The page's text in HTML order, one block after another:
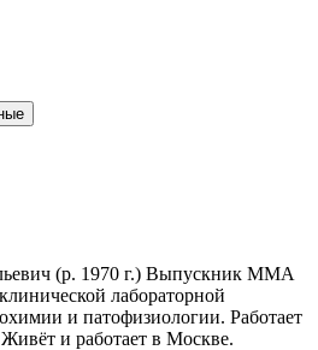
(р. 1970 г.) Выпускник ММА
лабораторной
и патофизиологии. Работает
и работает в Москве.